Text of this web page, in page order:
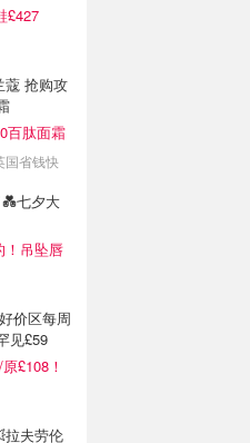
£427
蔻 抢购攻
百肽面霜
国省钱快
七夕大
！吊坠唇
价区每周
见£59
£108！
拉夫劳伦